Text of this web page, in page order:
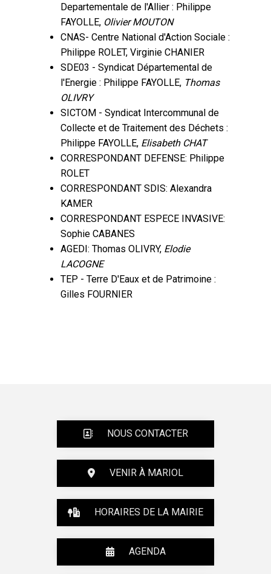
Departementale de l'Allier : Philippe
FAYOLLE, Olivier MOUTON
CNAS- Centre National d'Action Sociale :
Philippe ROLET, Virginie CHANIER
SDE03 - Syndicat Départemental de
l'Energie : Philippe FAYOLLE, Thomas
OLIVRY
SICTOM - Syndicat Intercommunal de
Collecte et de Traitement des Déchets :
Philippe FAYOLLE, Elisabeth CHAT
CORRESPONDANT DEFENSE: Philippe
ROLET
CORRESPONDANT SDIS: Alexandra
KAMER
CORRESPONDANT ESPECE INVASIVE:
Sophie CABANES
AGEDI: Thomas OLIVRY, Elodie
LACOGNE
TEP - Terre D'Eaux et de Patrimoine :
Gilles FOURNIER
NOUS CONTACTER
VENIR À MARIOL
HORAIRES DE LA MAIRIE
AGENDA